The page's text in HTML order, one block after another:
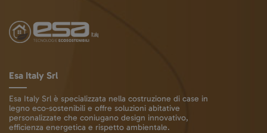
Esa Italy Srl
Esa Italy Srl è specializzata nella costruzione di case in
legno eco-sostenibili e offre soluzioni abitative
personalizzate che coniugano design innovativo,
efficienza energetica e rispetto ambientale.